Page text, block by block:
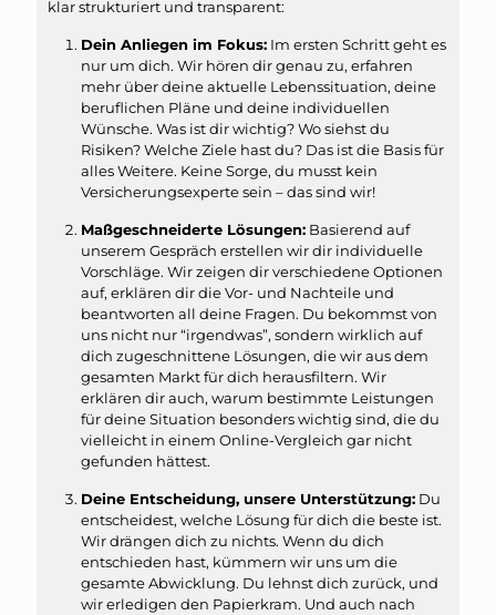
klar strukturiert und transparent:
Dein Anliegen im Fokus: Im ersten Schritt geht es
nur um dich. Wir hören dir genau zu, erfahren
mehr über deine aktuelle Lebenssituation, deine
beruflichen Pläne und deine individuellen
Wünsche. Was ist dir wichtig? Wo siehst du
Risiken? Welche Ziele hast du? Das ist die Basis für
alles Weitere. Keine Sorge, du musst kein
Versicherungsexperte sein – das sind wir!
Maßgeschneiderte Lösungen: Basierend auf
unserem Gespräch erstellen wir dir individuelle
Vorschläge. Wir zeigen dir verschiedene Optionen
auf, erklären dir die Vor- und Nachteile und
beantworten all deine Fragen. Du bekommst von
uns nicht nur “irgendwas”, sondern wirklich auf
dich zugeschnittene Lösungen, die wir aus dem
gesamten Markt für dich herausfiltern. Wir
erklären dir auch, warum bestimmte Leistungen
für deine Situation besonders wichtig sind, die du
vielleicht in einem Online-Vergleich gar nicht
gefunden hättest.
Deine Entscheidung, unsere Unterstützung: Du
entscheidest, welche Lösung für dich die beste ist.
Wir drängen dich zu nichts. Wenn du dich
entschieden hast, kümmern wir uns um die
gesamte Abwicklung. Du lehnst dich zurück, und
wir erledigen den Papierkram. Und auch nach